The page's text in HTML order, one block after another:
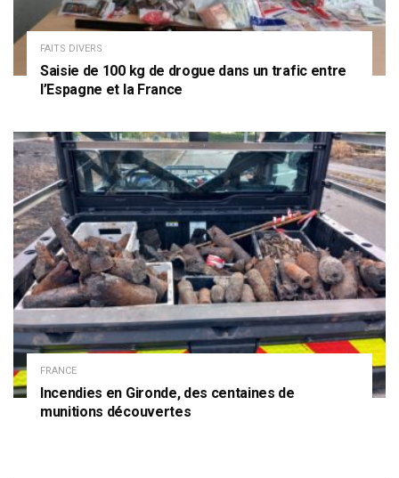
FAITS DIVERS
Saisie de 100 kg de drogue dans un trafic entre
l’Espagne et la France
FRANCE
Incendies en Gironde, des centaines de
munitions découvertes